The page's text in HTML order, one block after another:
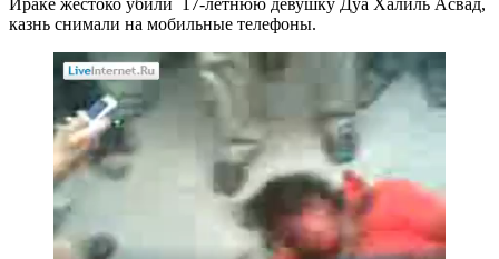
казнь снимали на мобильные телефоны.